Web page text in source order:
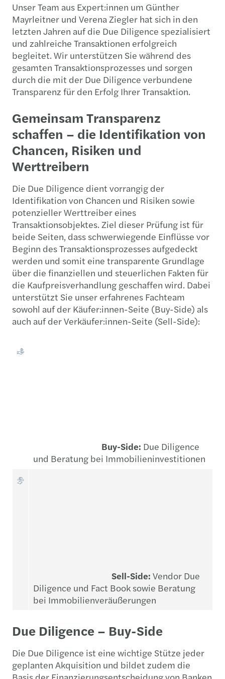
Unser Team aus Expert:innen um Günther
Mayrleitner und Verena Ziegler hat sich in den
letzten Jahren auf die Due Diligence spezialisiert
und zahlreiche Transaktionen erfolgreich
begleitet. Wir unterstützen Sie während des
gesamten Transaktionsprozesses und sorgen
durch die mit der Due Diligence verbundene
Transparenz für den Erfolg Ihrer Transaktion.
Gemeinsam Transparenz
schaffen – die Identifikation von
Chancen, Risiken und
Werttreibern
Die Due Diligence dient vorrangig der
Identifikation von Chancen und Risiken sowie
potenzieller Werttreiber eines
Transaktionsobjektes. Ziel dieser Prüfung ist für
beide Seiten, dass schwerwiegende Einflüsse vor
Beginn des Transaktionsprozesses aufgedeckt
werden und somit eine transparente Grundlage
über die finanziellen und steuerlichen Fakten für
die Kaufpreisverhandlung geschaffen wird. Dabei
unterstützt Sie unser erfahrenes Fachteam
sowohl auf der Käufer:innen-Seite (Buy-Side) als
auch auf der Verkäufer:innen-Seite (Sell-Side):
Buy-Side: Due Diligence
und Beratung bei Immobilieninvestitionen
Sell-Side: Vendor Due
Diligence und Fact Book sowie Beratung
bei Immobilienveräußerungen
Due Diligence – Buy-Side
Die Due Diligence ist eine wichtige Stütze jeder
geplanten Akquisition und bildet zudem die